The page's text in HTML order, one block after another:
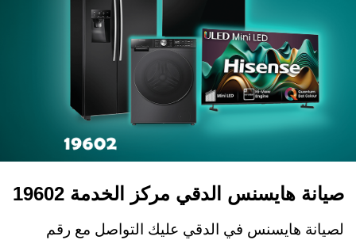
صيانة هايسنس الدقي مركز الخدمة 19602
لصيانة هايسنس في الدقي عليك التواصل مع رقم